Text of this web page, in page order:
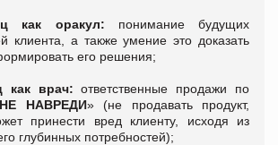
как оракул: понимание будущих
клиента, а также умение это доказать
его решения;
как врач: ответственные продажи по
НЕ НАВРЕДИ» (не продавать продукт,
принести вред клиенту, исходя из
глубинных потребностей);